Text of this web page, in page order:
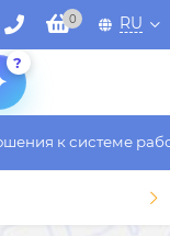
0 RU
?
к системе